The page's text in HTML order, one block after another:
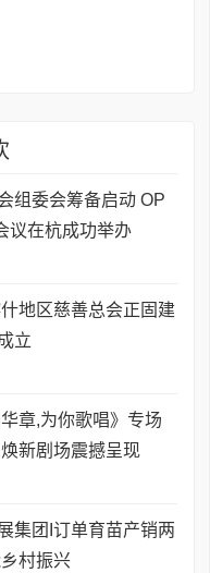
组委会筹备启动 OP
议在杭成功举办
地区慈善总会正固建
立
章,为你歌唱》专场
新剧场震撼呈现
集团I订单育苗产销两
村振兴